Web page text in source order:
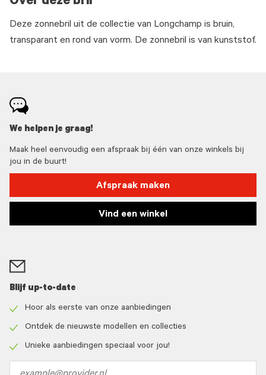
Deze zonnebril uit de collectie van Longchamp is bruin,
transparant en rond van vorm. De zonnebril is van kunststof.
We helpen je graag!
Maak heel eenvoudig een afspraak bij één van onze winkels bij
jou in de buurt!
Afspraak maken
Vind een winkel
Blijf up-to-date
icon
Hoor als eerste van onze aanbiedingen
icon
Ontdek de nieuwste modellen en collecties
Unieke aanbiedingen speciaal voor jou!